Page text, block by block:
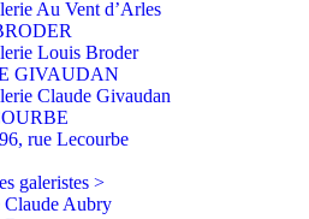
Au Vent d’Arles
Louis Broder
GIVAUDAN
Claude Givaudan
rue Lecourbe
galeristes >
Claude Aubry